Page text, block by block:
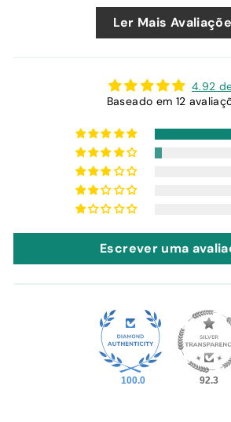
Ler Mais
4.92
Baseado em 12
Escrever uma
100.0 92.3